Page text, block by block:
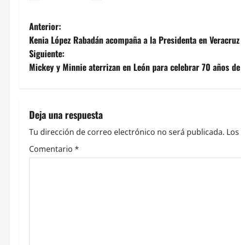
N
a
v
g
a
c
Anterior:
Kenia López Rabadán acompaña a la Presidenta en
Siguiente:
Mickey y Minnie aterrizan en León para celebrar 70 años
Deja una respuesta
Tu dirección de correo electrónico no será publicada.
Comentario *